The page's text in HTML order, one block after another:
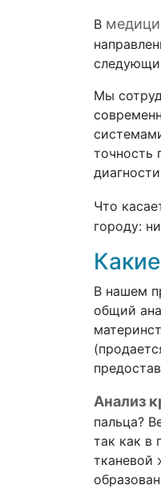
В
Мы
точность
Что
городу:
В нашем
общий
Анализ
пальца?
так как в
тканевой